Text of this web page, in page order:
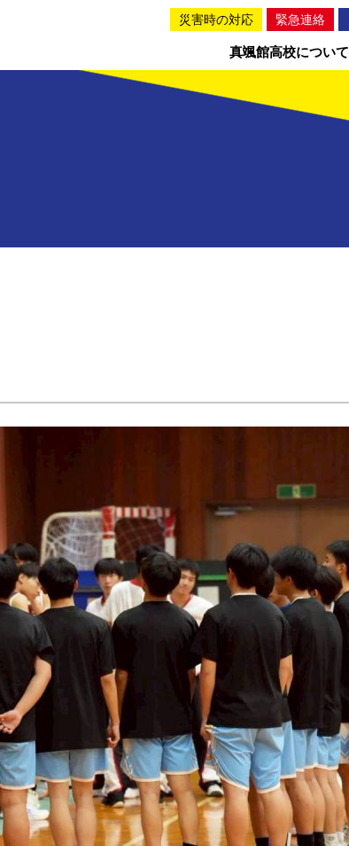
真颯館高校について
災害時の対応 緊急連絡